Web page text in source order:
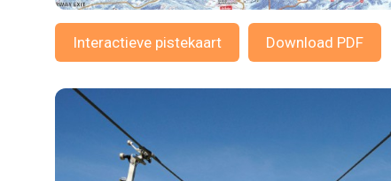
Interactieve pistekaart Download PDF